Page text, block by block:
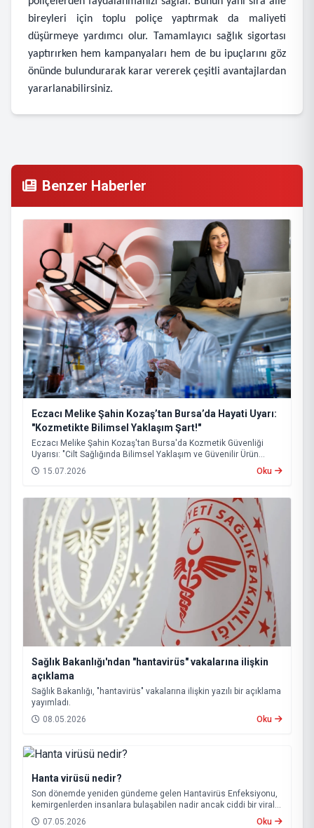
bireyleri için toplu poliçe yaptırmak da maliyeti
düşürmeye yardımcı olur. Tamamlayıcı sağlık sigortası
yaptırırken hem kampanyaları hem de bu ipuçlarını göz
önünde bulundurarak karar vererek çeşitli avantajlardan
yararlanabilirsiniz.
Benzer Haberler
Eczacı Melike Şahin Kozaş’tan Bursa’da Hayati Uyarı:
"Kozmetikte Bilimsel Yaklaşım Şart!"
Eczacı Melike Şahin Kozaş'tan Bursa'da Kozmetik Güvenliği
Uyarısı: "Cilt Sağlığında Bilimsel Yaklaşım ve Güvenilir Ürün
Kullanımı Hayati Önem Taşıyor"
15.07.2026 Oku
Sağlık Bakanlığı'ndan "hantavirüs" vakalarına ilişkin
açıklama
Sağlık Bakanlığı, "hantavirüs" vakalarına ilişkin yazılı bir açıklama
yayımladı.
08.05.2026
Oku
Hanta virüsü nedir?
Son dönemde yeniden gündeme gelen Hantavirüs Enfeksiyonu,
kemirgenlerden insanlara bulaşabilen nadir ancak ciddi bir viral
hastalık olarak biliniyor.
07.05.2026 Oku